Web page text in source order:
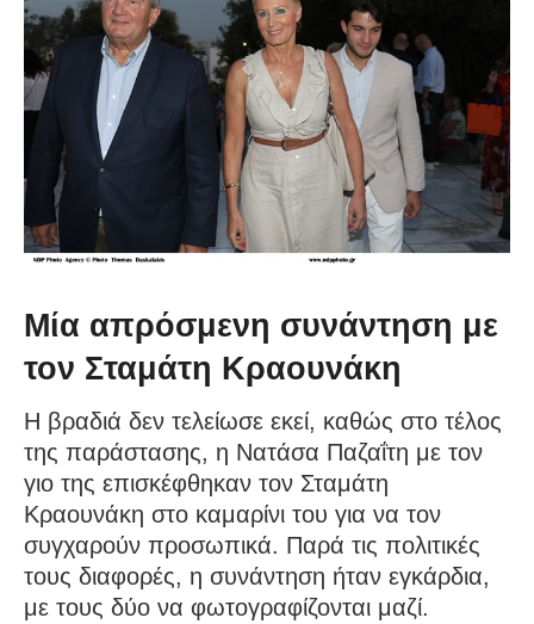
Μία απρόσμενη συνάντηση με
τον Σταμάτη Κραουνάκη
Η βραδιά δεν τελείωσε εκεί, καθώς στο τέλος
της παράστασης, η Νατάσα Παζαΐτη με τον
γιο της επισκέφθηκαν τον Σταμάτη
Κραουνάκη στο καμαρίνι του για να τον
συγχαρούν προσωπικά. Παρά τις πολιτικές
τους διαφορές, η συνάντηση ήταν εγκάρδια,
με τους δύο να φωτογραφίζονται μαζί.